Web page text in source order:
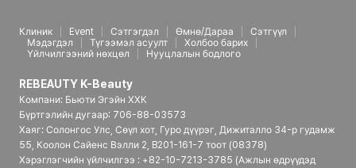
Клиник Event Сэтгэгдэл Өмнө/Дараа
Сэтгүүл
Мэдэгдэл
Түгээмэл асуулт
Холбоо барих
Үйлчилгээний нөхцөл
Нууцлалын бодлого
REBEAUTY K-Beauty
Компани: Бьюти Эгэйн ХХК
Бүртгэлийн дугаар: 706-88-03573
Хаяг: Солонгос Улс, Сөүл хот, Гуро дүүрэг, Дижиталло 34-р гудамж
55, Коолон Сайенс Вэлли 2, B201-161-7 тоот (08378)
Хэрэглэгчийн үйлчилгээ : +82-10-7213-3785 (Ажлын өдрүүдэд